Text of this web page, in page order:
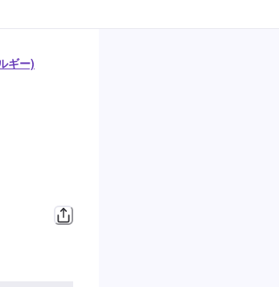
ギー)